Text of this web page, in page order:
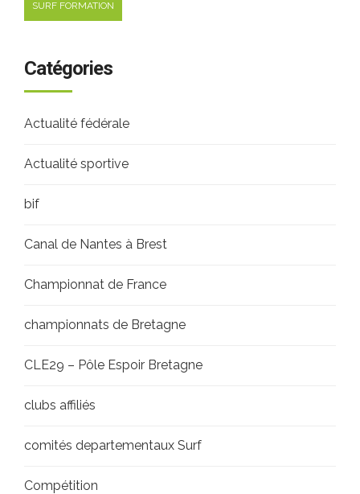
SURF FORMATION
Catégories
Actualité fédérale
Actualité sportive
bif
Canal de Nantes à Brest
Championnat de France
championnats de Bretagne
CLE29 – Pôle Espoir Bretagne
clubs affiliés
comités departementaux Surf
Compétition